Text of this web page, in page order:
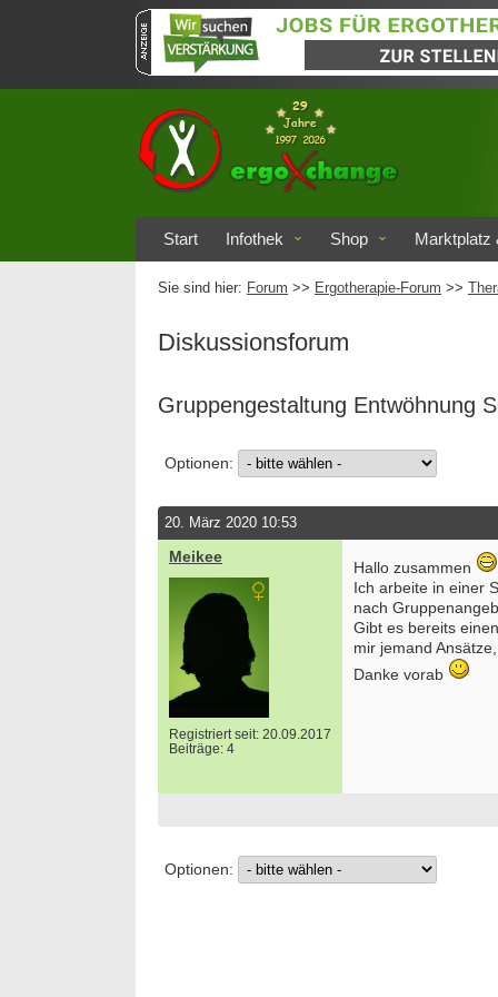
Start Infothek Shop Marktplatz
Sie sind hier: Forum >> Ergotherapie-Forum >>
Diskussionsforum
Gruppengestaltung Entwöhnung
Optionen:
20. März 2020 10:53
Meikee
Registriert seit: 20.09.2017
Beiträge: 4
Hallo zusammen
Ich arbeite in einer
nach
Gibt es bereits
mir jemand
Danke vorab
Optionen: